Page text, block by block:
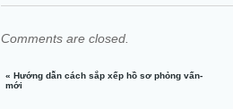
Comments are closed.
«Hướng dẫn cách sắp xếp hồ sơ phỏng vấn-
mới